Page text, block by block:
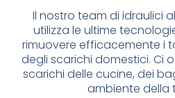
Il nostro team di idraulici
utilizza le ultime
rimuovere efficacemente i
degli scarichi domestici. Ci
scarichi delle cucine, dei
ambiente della